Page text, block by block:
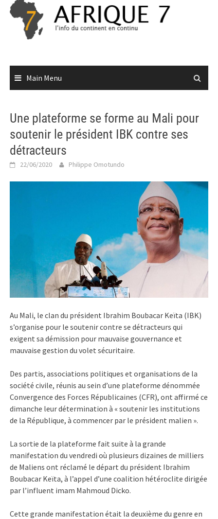
Skip
content
Main Menu
Une plateforme se forme au Mali pour
soutenir le président IBK contre ses
détracteurs
22/06/2020 Philippe Omotundo
Au Mali, le clan du président Ibrahim Boubacar Keïta (IBK)
s’organise pour le soutenir contre se détracteurs qui
exigent sa démission pour mauvaise gouvernance et
mauvaise gestion du volet sécuritaire.
Des partis, associations politiques et organisations de la
société civile, réunis au sein d’une plateforme dénommée
Convergence des Forces Républicaines (CFR), ont affirmé ce
dimanche leur détermination à « soutenir les institutions
de la République, à commencer par le président malien ».
La sortie de la plateforme fait suite à la grande
manifestation du vendredi où plusieurs dizaines de milliers
de Maliens ont réclamé le départ du président Ibrahim
Boubacar Keïta, à l’appel d’une coalition hétéroclite dirigée
par l’influent imam Mahmoud Dicko.
Cette grande manifestation était la deuxième du genre en